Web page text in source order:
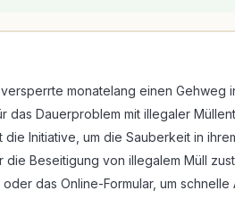
monatelang einen Gehweg
das Dauerproblem mit illegaler
Initiative, um die Sauberkeit in
die Beseitigung von illegalem Müll
das Online-Formular, um schnelle